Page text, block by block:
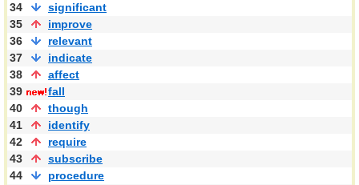
34
significant
35
improve
36
relevant
37
indicate
38
affect
39
fall
40
though
41
identify
42
require
43
subscribe
44
procedure